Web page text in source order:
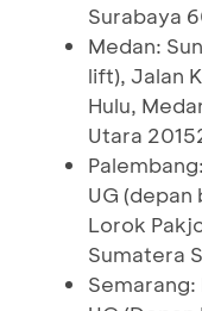
Surabaya
Medan:
lift), Jalan
Hulu,
Utara
UG (depan
Lorok
Sumatera
Semarang: